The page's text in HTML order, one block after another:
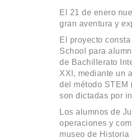
El 21 de enero
gran aventura y
El proyecto
School para
de Bachillerato
XXI, mediante un
del método STEM
son dictadas por
Los alumnos de
operaciones y
museo de